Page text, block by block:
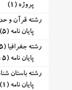
پروژه (1)
رشته قرآن و
پایان نامه (5)
رشته جغرافیا (15)
پایان نامه (15)
رشته باستان
پایان نامه (1)